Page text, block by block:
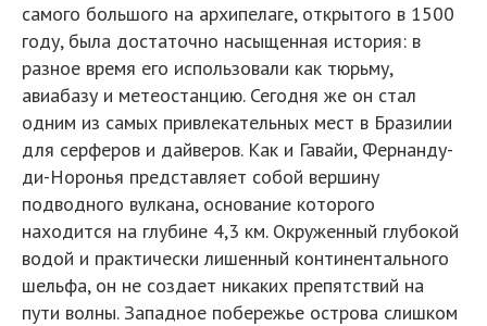
самого большого на архипелаге, открытого в 1500
году, была достаточно насыщенная история: в
разное время его использовали как тюрьму,
авиабазу и метеостанцию. Сегодня же он стал
одним из самых привлекательных мест в Бразилии
для серферов и дайверов. Как и Гавайи, Фернанду-
ди-Норонья представляет собой вершину
подводного вулкана, основание которого
находится на глубине 4,3 км. Окруженный глубокой
водой и практически лишенный континентального
шельфа, он не создает никаких препятствий на
пути волны. Западное побережье острова слишком